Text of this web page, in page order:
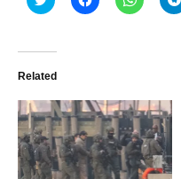
clic
Twitter
abre
una
ventana
nueva)
clic
una
ventana
nueva)
clic
una
ventana
nueva)
Related